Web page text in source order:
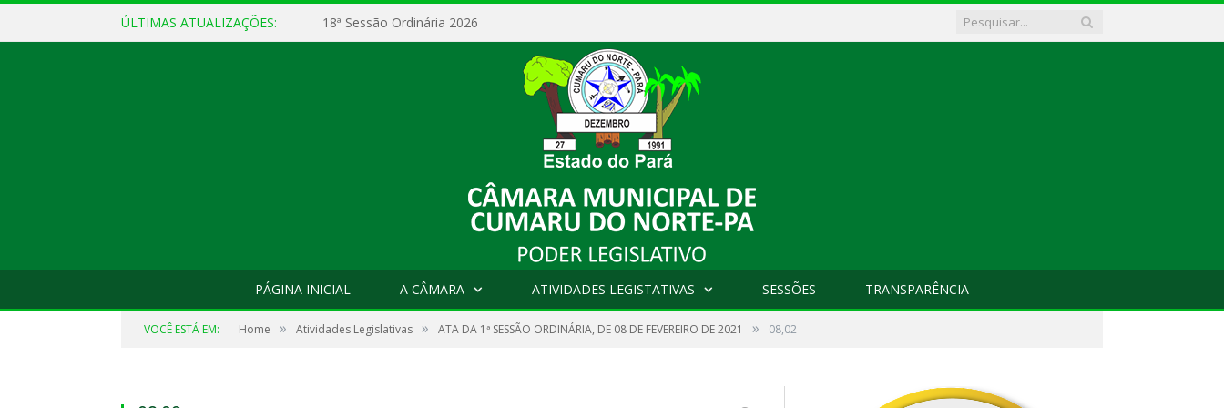
ÚLTIMAS ATUALIZAÇÕES: 18ª Sessão Ordinária 2026
PÁGINA INICIAL A CÂMARA ATIVIDADES LEGISTATIVAS SESSÕES TRANSPARÊNCIA
VOCÊ ESTÁ EM: Home » Atividades Legislativas » ATA DA 1ª SESSÃO ORDINÁRIA, DE 08 DE FEVEREIRO DE 2021 » 08,02